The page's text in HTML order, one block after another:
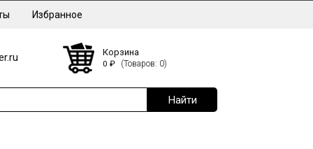
Избранное
Корзина
0 ₽ (Товаров: 0)